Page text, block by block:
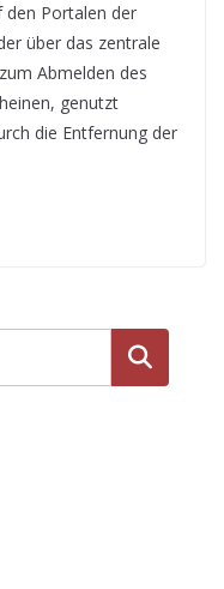
den Portalen der
über das zentrale
Abmelden des
genutzt
die Entfernung der
Suche